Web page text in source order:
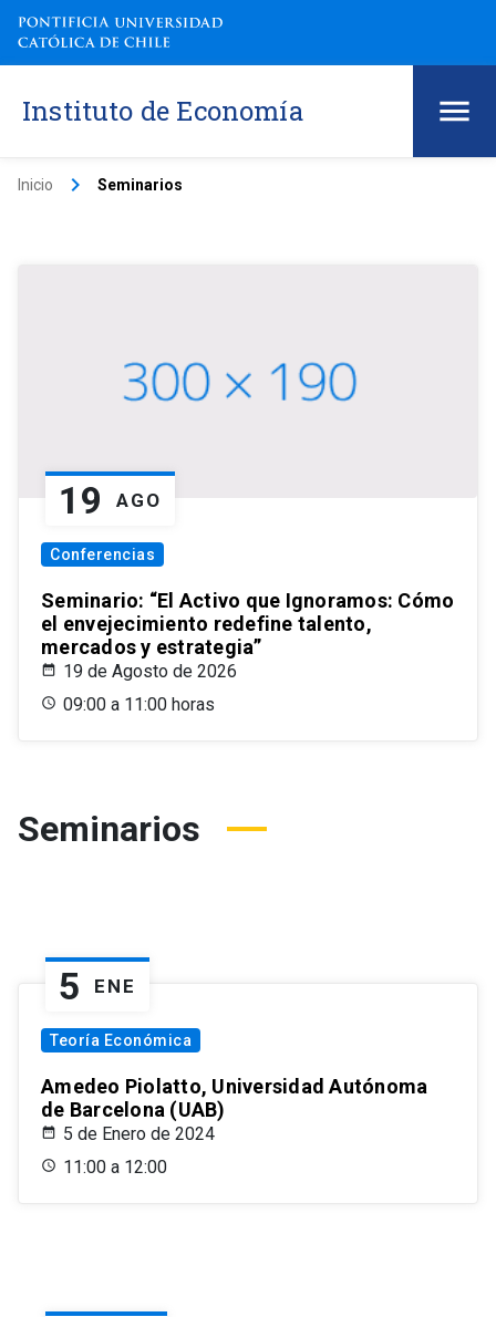
Instituto de Economía
Inicio keyboard_arrow_right Seminarios
19 AGO
Conferencias
Seminario: “El Activo que Ignoramos: Cómo
el envejecimiento redefine talento,
mercados y estrategia”
19 de Agosto de 2026
09:00 a 11:00 horas
Seminarios
5 ENE
Teoría Económica
Amedeo Piolatto, Universidad Autónoma
de Barcelona (UAB)
5 de Enero de 2024
11:00 a 12:00